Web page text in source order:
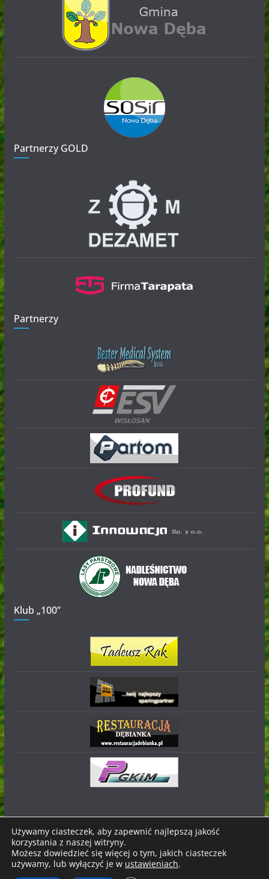
Partnerzy GOLD
Partnerzy
Klub „100”
Prawa autorskie © 2026Stal Nowa Dęba. Wszystkie prawa
zastrzeżone.
Używamy ciasteczek, aby zapewnić najlepszą jakość
korzystania z naszej witryny.
Możesz dowiedzieć się więcej o tym, jakich ciasteczek
używamy, lub wyłączyć je w ustawieniach.